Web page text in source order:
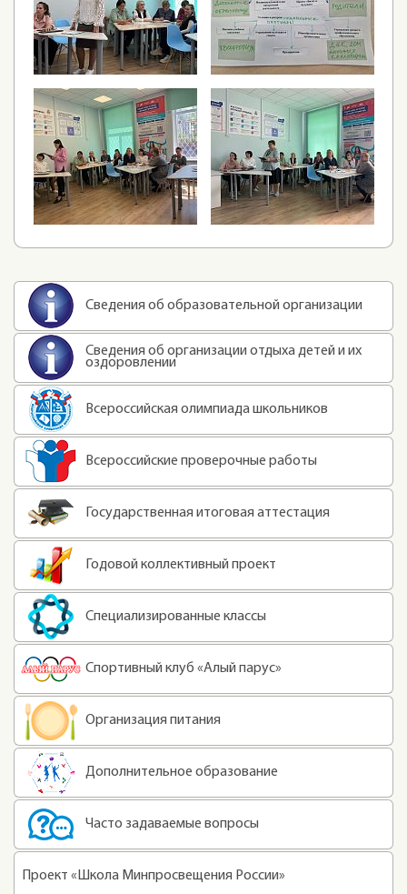
Сведения об образовательной организации
Сведения об организации отдыха детей и их
оздоровлении
Всероссийская олимпиада школьников
Всероссийские проверочные работы
Государственная итоговая аттестация
Годовой коллективный проект
Специализированные классы
Спортивный клуб «Алый парус»
Организация питания
Дополнительное образование
Часто задаваемые вопросы
Проект «Школа Минпросвещения России»